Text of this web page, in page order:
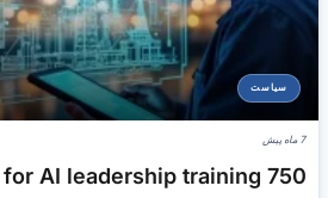
سیاست
7 ماه پیش
750 reservists for AI leadership training